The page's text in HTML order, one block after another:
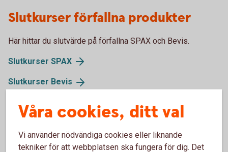
Slutkurser förfallna produkter
Här hittar du slutvärde på förfallna SPAX och Bevis.
Slutkurser SPAX
Slutkurser Bevis
Slutkurser Special (SPEC) (pdf)
Våra cookies, ditt val
Vi använder nödvändiga cookies eller liknande
tekniker för att webbplatsen ska fungera för dig. Det